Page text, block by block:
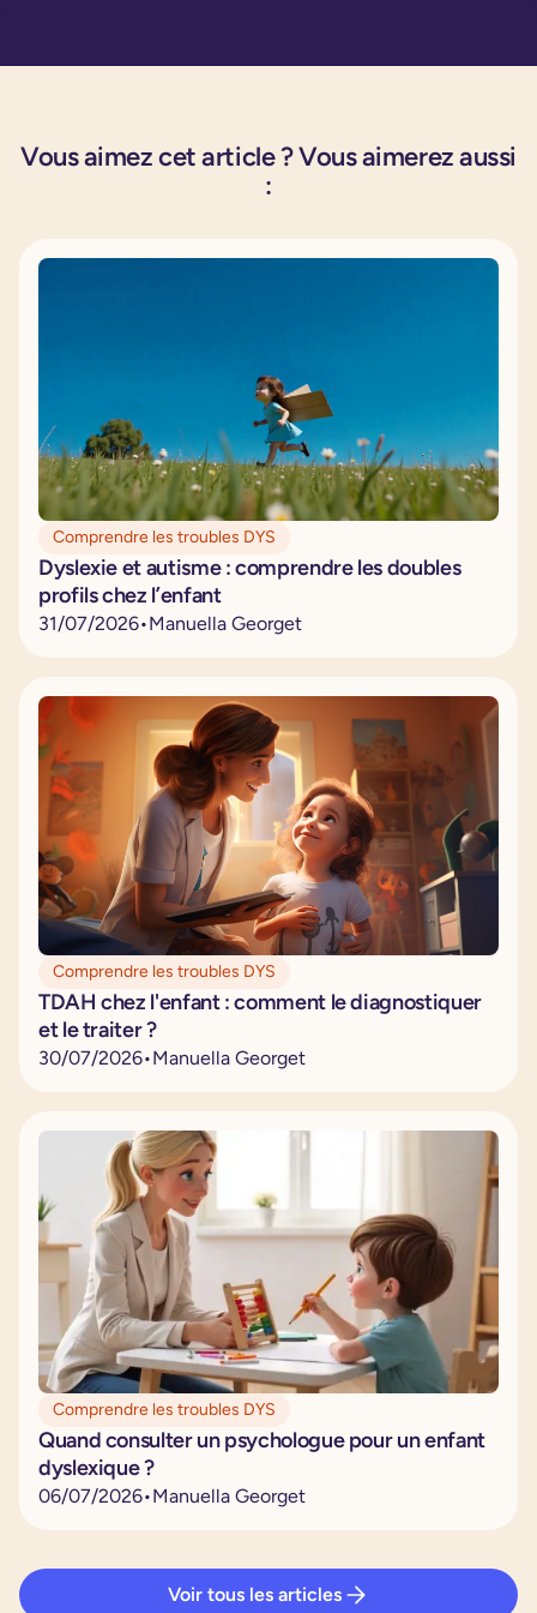
Vous aimez cet article ? Vous aimerez aussi
:
Comprendre les troubles DYS
Dyslexie et autisme : comprendre les doubles
profils chez l’enfant
31/07/2026•Manuella Georget
Comprendre les troubles DYS
TDAH chez l'enfant : comment le diagnostiquer
et le traiter ?
30/07/2026•Manuella Georget
Comprendre les troubles DYS
Quand consulter un psychologue pour un enfant
dyslexique ?
06/07/2026•Manuella Georget
Voir tous les articles